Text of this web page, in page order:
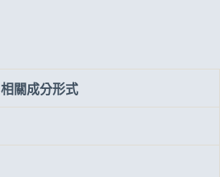
相關成分形式